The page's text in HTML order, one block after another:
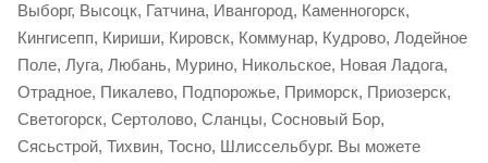
Выборг, Высоцк, Гатчина, Ивангород, Каменногорск,
Кингисепп, Кириши, Кировск, Коммунар, Кудрово, Лодейное
Поле, Луга, Любань, Мурино, Никольское, Новая Ладога,
Отрадное, Пикалево, Подпорожье, Приморск, Приозерск,
Светогорск, Сертолово, Сланцы, Сосновый Бор,
Сясьстрой, Тихвин, Тосно, Шлиссельбург. Вы можете